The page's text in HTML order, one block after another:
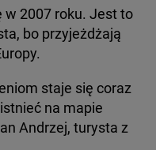
w 2007 roku. Jest to
bo przyjeżdżają
staje się coraz
na mapie
Andrzej, turysta z